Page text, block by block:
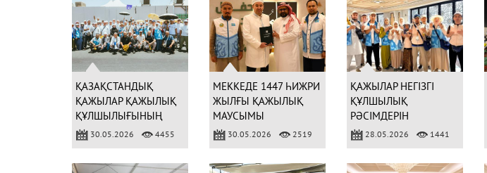
ҚАЗАҚСТАНДЫҚ
ҚАЖЫЛАР ҚАЖЫЛЫҚ
ҚҰЛШЫЛЫҒЫНЫҢ
НЕГІЗГІ РӘСІМДЕРІН
ТОЛЫҚ АТҚАРДЫ
30.05.2026 4455
МЕККЕДЕ 1447 ҺИЖРИ
ЖЫЛҒЫ ҚАЖЫЛЫҚ
МАУСЫМЫ
ҚОРЫТЫНДЫЛАНДЫ
30.05.2026 2519
ҚАЖЫЛАР НЕГІЗГІ
ҚҰЛШЫЛЫҚ
РӘСІМДЕРІН
ОРЫНДАДЫ
28.05.2026 1441